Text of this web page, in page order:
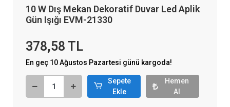
10 W Dış Mekan Dekoratif Duvar Led Aplik
Gün Işığı EVM-21330
378,58 TL
En geç 10 Ağustos Pazartesi günü kargoda!
Sepete
Ekle
Hemen
Al